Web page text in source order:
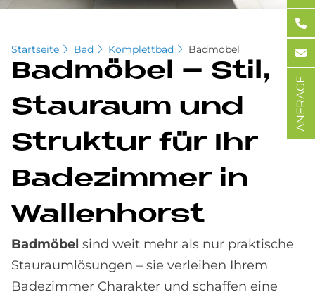
Startseite Bad Komplettbad Badmöbel
Bad­mö­bel – Stil,
Stau­raum und
Struk­tur für Ihr
Ba­de­zim­mer in
Wal­len­horst
Badmöbel sind weit mehr als nur praktische
Stauraumlösungen – sie verleihen Ihrem
Badezimmer Charakter und schaffen eine
ANFRAGE